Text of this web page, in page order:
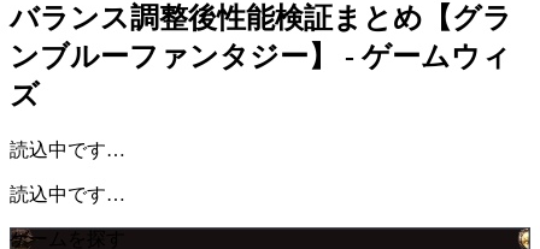
バランス調整後性能検証まとめ【グラ
ンブルーファンタジー】 - ゲームウィ
ズ
読込中です…
読込中です…
ゲームを探す